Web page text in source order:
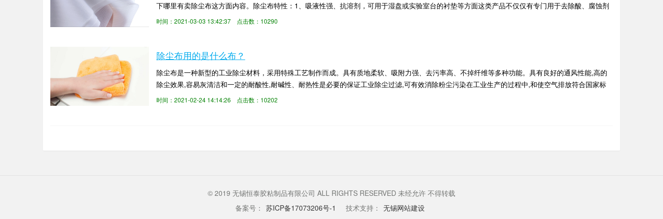
下哪里有卖除尘布这方面内容。除尘布特性：1、吸液性强、抗溶剂，可用于湿盘或实验室台的衬垫等方面这类产品不仅仅有专门用于去除酸、腐蚀剂
或其他化学品泄漏的；也有把无尘布制成...
时间：2021-03-03 13:42:37 点击数：10290
除尘布用的是什么布？
除尘布是一种新型的工业除尘材料，采用特殊工艺制作而成。具有质地柔软、吸附力强、去污率高、不掉纤维等多种功能。具有良好的通风性能,高的
除尘效果,容易灰清洁和一定的耐酸性,耐碱性、耐热性是必要的保证工业除尘过滤,可有效消除粉尘污染在工业生产的过程中,和使空气排放符合国家标
准。那么你知道除尘布用的是什么布...
时间：2021-02-24 14:14:26 点击数：10202
© 2019 无锡恒泰胶粘制品有限公司 ALL RIGHTS RESERVED 未经允许 不得转载
备案号： 苏ICP备17073206号-1 技术支持： 无锡网站建设